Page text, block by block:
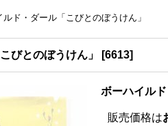
ルド・ダール「こびとのぼうけん」
びとのぼうけん」 [6613]
ボーハイル
販売価格は